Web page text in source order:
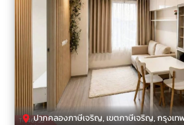
ปากคลองภาษีเจริญ, เขตภาษีเจริญ, กรุงเทพมห